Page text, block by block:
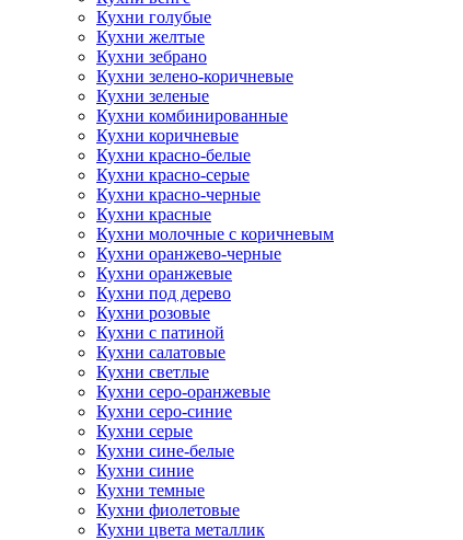
Кухни голубые
Кухни желтые
Кухни зебрано
Кухни зелено-коричневые
Кухни зеленые
Кухни комбинированные
Кухни коричневые
Кухни красно-белые
Кухни красно-серые
Кухни красно-черные
Кухни красные
Кухни молочные с коричневым
Кухни оранжево-черные
Кухни оранжевые
Кухни под дерево
Кухни розовые
Кухни с патиной
Кухни салатовые
Кухни светлые
Кухни серо-оранжевые
Кухни серо-синие
Кухни серые
Кухни сине-белые
Кухни синие
Кухни темные
Кухни фиолетовые
Кухни цвета металлик